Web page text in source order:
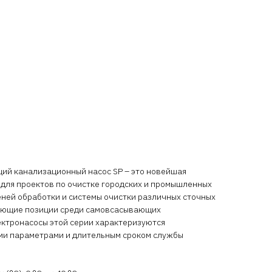
канализационный насос SP – это новейшая
проектов по очистке городских и промышленных
обработки и системы очистки различных сточных
позиции среди самовсасывающих
этой серии характеризуются
параметрами и длительным сроком службы